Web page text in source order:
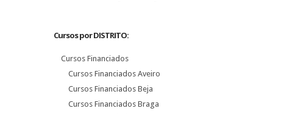
Cursos por DISTRITO:
Cursos Financiados
Cursos Financiados Aveiro
Cursos Financiados Beja
Cursos Financiados Braga